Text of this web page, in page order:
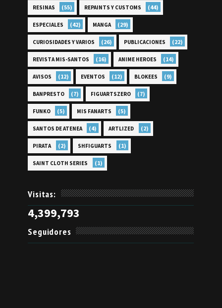
RESINAS (55) REPAINTS Y CUSTOMS (44)
ESPECIALES (42) MANGA (29)
CURIOSIDADES Y VARIOS (26) PUBLICACIONES (22)
REVISTA MIS-SANTOS (16) ANIME HEROES (14)
AVISOS (12) EVENTOS (12) BLOKEES (9)
BANPRESTO (7) FIGUARTSZERO (7)
FUNKO (5) MIS FANARTS (5)
SANTOS DE ATENEA (4) ARTLIZED (2)
PIRATA (2) SHFIGUARTS (1)
SAINT CLOTH SERIES (1)
Visitas:
4,399,793
Seguidores